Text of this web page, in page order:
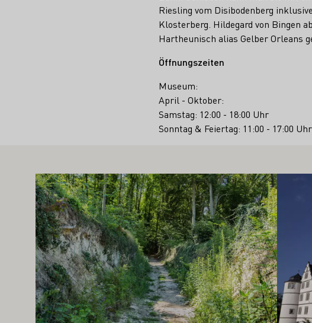
Riesling vom Disibodenberg
Klosterberg. Hildegard von Bingen
Hartheunisch alias Gelber Orleans
Öffnungszeiten
Museum:
April - Oktober:
Samstag: 12:00 - 18:00 Uhr
Sonntag & Feiertag: 11:00 - 17:00 Uhr
SIE AUCH INTERESSIEREN
Mehr erfahren Mehr